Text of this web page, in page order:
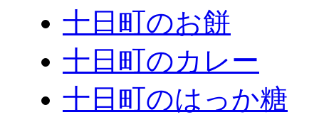
十日町のお餅
十日町のカレー
十日町のはっか糖